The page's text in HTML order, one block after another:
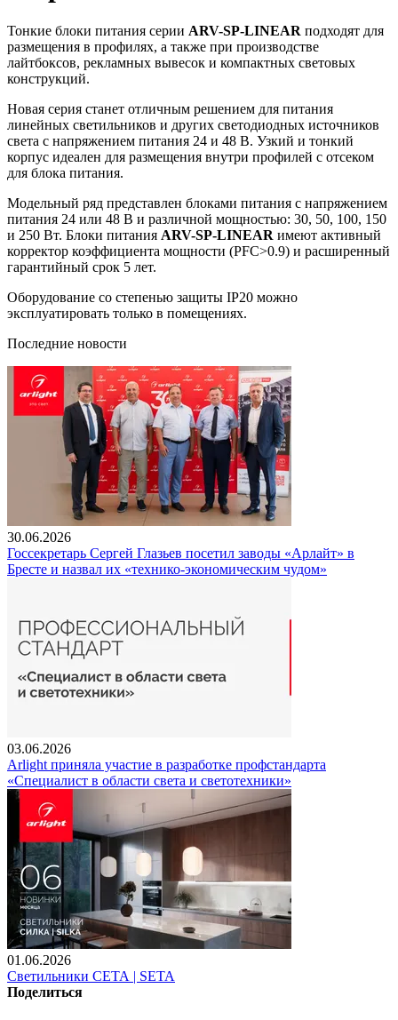
Тонкие блоки питания серии ARV-SP-LINEAR подходят для
размещения в профилях, а также при производстве
лайтбоксов, рекламных вывесок и компактных световых
конструкций.
Новая серия станет отличным решением для питания
линейных светильников и других светодиодных источников
света с напряжением питания 24 и 48 В. Узкий и тонкий
корпус идеален для размещения внутри профилей с отсеком
для блока питания.
Модельный ряд представлен блоками питания с напряжением
питания 24 или 48 В и различной мощностью: 30, 50, 100, 150
и 250 Вт. Блоки питания ARV-SP-LINEAR имеют активный
корректор коэффициента мощности (PFC>0.9) и расширенный
гарантийный срок 5 лет.
Оборудование со степенью защиты IP20 можно
эксплуатировать только в помещениях.
Последние новости
30.06.2026
Госсекретарь Сергей Глазьев посетил заводы «Арлайт» в
Бресте и назвал их «технико-экономическим чудом»
03.06.2026
Arlight приняла участие в разработке профстандарта
«Специалист в области света и светотехники»
01.06.2026
Светильники СЕТА | SETA
Поделиться